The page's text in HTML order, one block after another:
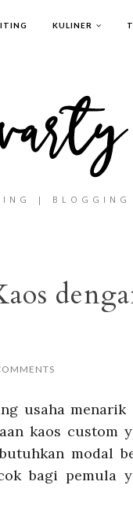
KULINER
|
usaha menarik
kaos custom
modal
bagi pemula